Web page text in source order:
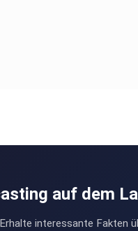
auf dem
interessante Fakten